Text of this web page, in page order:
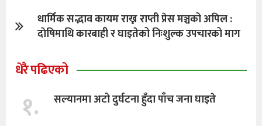
धार्मिक सद्भाव कायम राख्न राप्ती प्रेस मञ्चको अपिल :
दाेषिमाथि कारबाही र घाइतेको निःशुल्क उपचारको माग
धेरै पढिएको
१. सल्यानमा अटो दुर्घटना हुँदा पाँच जना घाइते